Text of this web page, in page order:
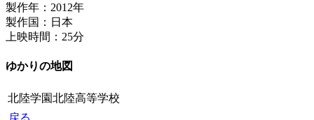
製作年：2012年
製作国：日本
上映時間：25分
ゆかりの地図
北陸学園北陸高等学校
戻る